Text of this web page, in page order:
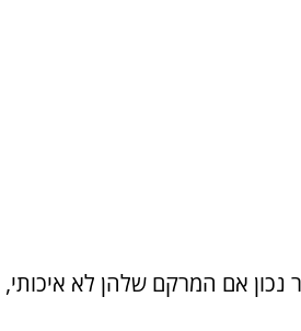
נכון אם המרקם שלהן לא איכותי,